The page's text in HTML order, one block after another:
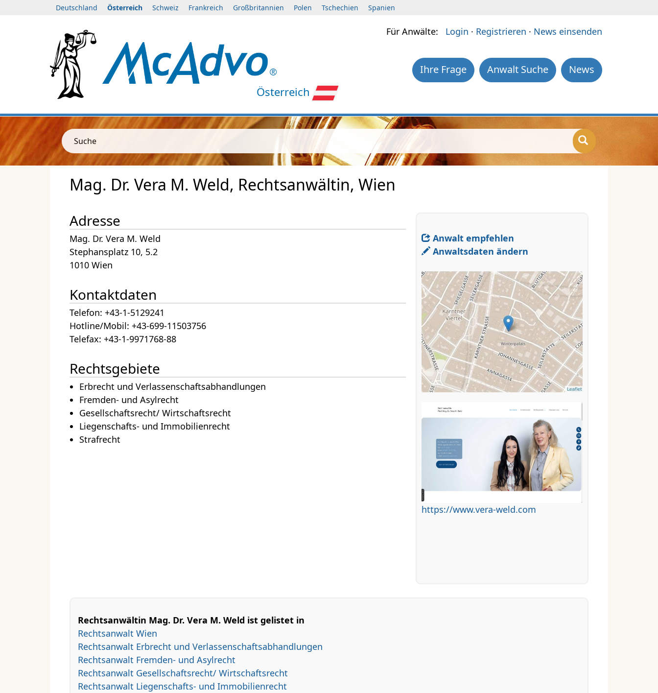
Deutschland Österreich Schweiz Frankreich Großbritannien Polen Tschechien Spanien
Österreich
Für Anwälte: Login · Registrieren · News einsenden
News
Anwalt Suche
Ihre Frage
Suche
Mag. Dr. Vera M. Weld, Rechtsanwältin, Wien
Adresse
Mag. Dr. Vera M. Weld
Stephansplatz 10, 5.2
1010 Wien
Kontaktdaten
Telefon: +43-1-5129241
Hotline/Mobil: +43-699-11503756
Telefax: +43-1-9971768-88
Rechtsgebiete
Erbrecht und Verlassenschaftsabhandlungen
Fremden- und Asylrecht
Gesellschaftsrecht/ Wirtschaftsrecht
Liegenschafts- und Immobilienrecht
Strafrecht
Anwalt empfehlen
Anwaltsdaten ändern
https://www.vera-weld.com
Rechtsanwältin Mag. Dr. Vera M. Weld ist gelistet in
Rechtsanwalt Wien
Rechtsanwalt Erbrecht und Verlassenschaftsabhandlungen
Rechtsanwalt Fremden- und Asylrecht
Rechtsanwalt Gesellschaftsrecht/ Wirtschaftsrecht
Rechtsanwalt Liegenschafts- und Immobilienrecht